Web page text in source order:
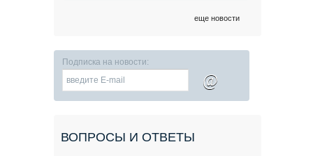
еще новости
Подписка на новости:
@
ВОПРОСЫ И ОТВЕТЫ